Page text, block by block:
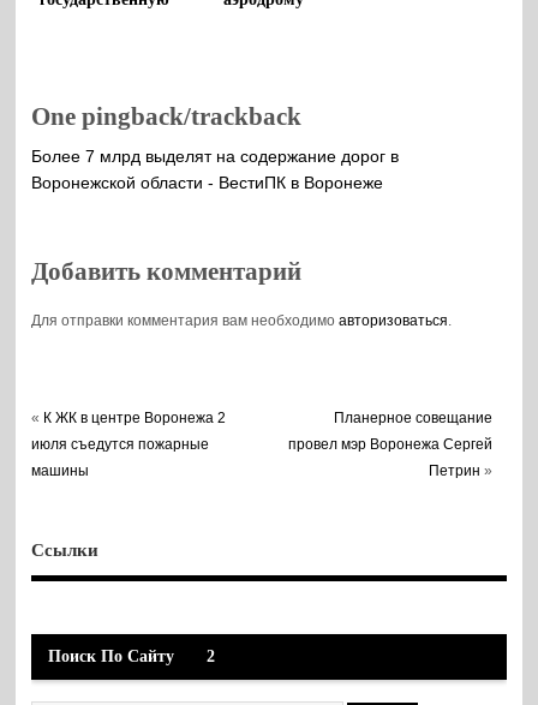
One pingback/trackback
Более 7 млрд выделят на содержание дорог в
Воронежской области - ВестиПК в Воронеже
Добавить комментарий
Для отправки комментария вам необходимоавторизоваться.
« К ЖК в центре Воронежа 2
июля съедутся пожарные
машины
Планерное совещание
провел мэр Воронежа Сергей
Петрин »
Ссылки
Поиск По Сайту 2